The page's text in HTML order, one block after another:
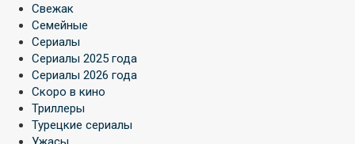
Свежак
Семейные
Сериалы
Сериалы 2025 года
Сериалы 2026 года
Скоро в кино
Триллеры
Турецкие сериалы